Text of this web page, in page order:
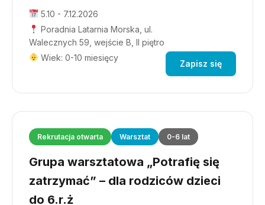
5.10 - 7.12.2026
Poradnia Latarnia Morska, ul.
Walecznych 59, wejście B, II piętro
Wiek: 0-10 miesięcy
Zapisz się
Rekrutacja otwarta Warsztat 0-6 lat
Grupa warsztatowa „Potrafię się
zatrzymać” – dla rodziców dzieci
do 6.r.ż